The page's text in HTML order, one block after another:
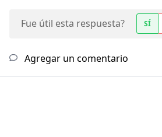
Fue útil esta respuesta? SÍ
Agregar un comentario